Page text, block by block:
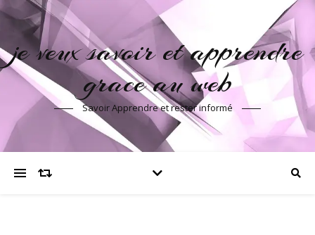
je veux savoir et apprendre
grace au web
Savoir Apprendre et rester informé